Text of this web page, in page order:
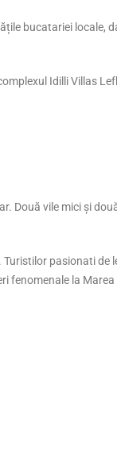
bucatariei locale,
Idilli Villas
Două vile mici și
pasionati de
fenomenale la
un
să
Aqua Mare Sea